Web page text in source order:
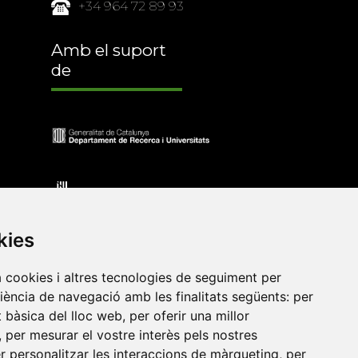
i altres tecnologies de seguiment per
de navegació amb les finalitats següents: per
del lloc web, per oferir una millor
, per mesurar el vostre interès pels nostres
personalitzar les interaccions de màrqueting, per
+34 964 72 89 93
Amb el suport
de
Universitat de Barcelona•Universitat CEU Cardenal
Jaume I•Universitat de Lleida•Universitat Miguel